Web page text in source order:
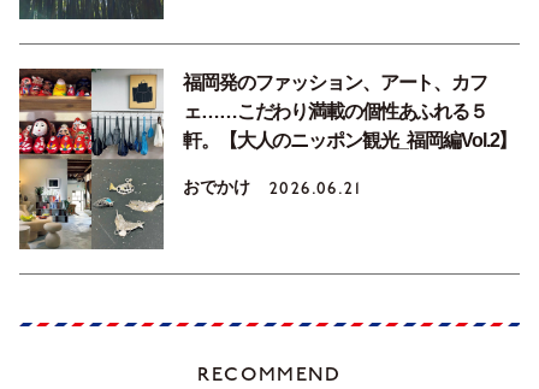
福岡発のファッション、アート、カフ
ェ……こだわり満載の個性あふれる５
軒。【大人のニッポン観光_福岡編Vol.2】
おでかけ 2026.06.21
RECOMMEND